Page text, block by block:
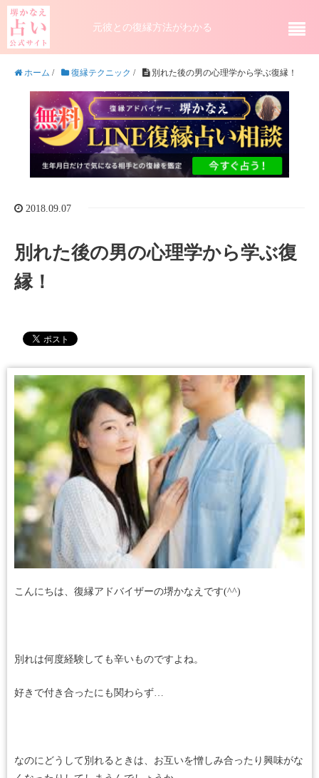
元彼との復縁方法がわかる
ホーム / 復縁テクニック / 別れた後の男の心理学から学ぶ復縁！
2018.09.07
別れた後の男の心理学から学ぶ復
縁！
こんにちは、復縁アドバイザーの堺かなえです(^^)
別れは何度経験しても辛いものですよね。
好きで付き合ったにも関わらず…
なのにどうして別れるときは、お互いを憎しみ合ったり興味がな